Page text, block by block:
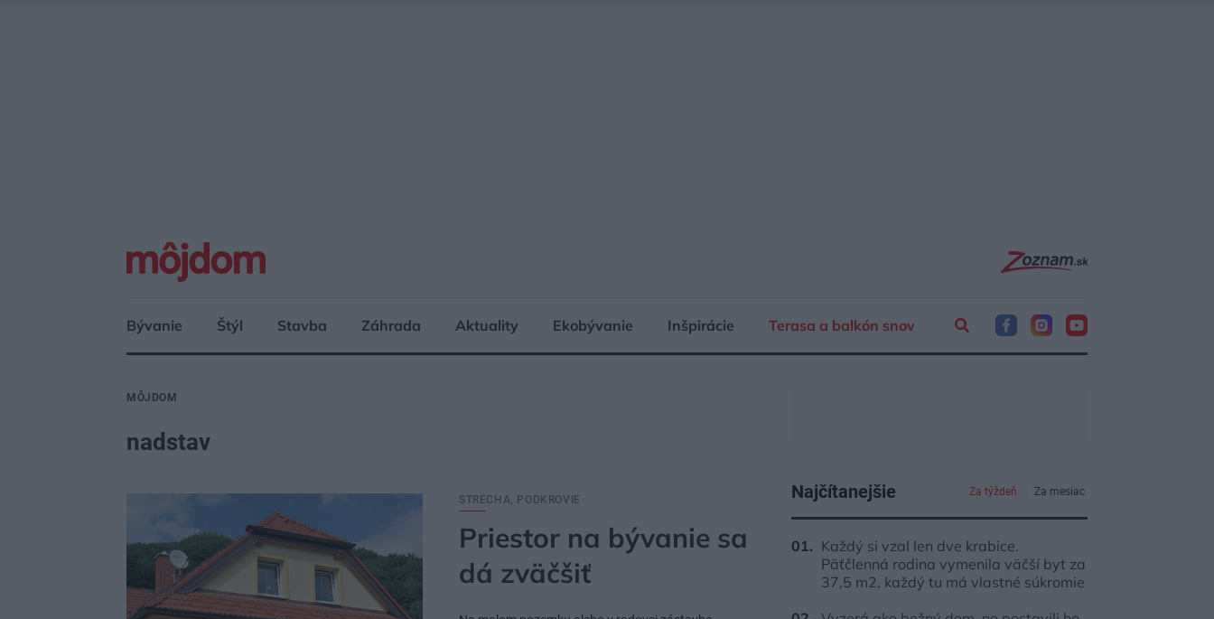
Bývanie Štýl Stavba Záhrada Aktuality Ekobývanie Inšpirácie Terasa a balkón snov
MÔJDOM
nadstav
STRECHA, PODKROVIE
Priestor na bývanie sa
dá zväčšiť
Najčítanejšie Za týždeň Za mesiac
Každý si vzal len dve krabice.
Päťčlenná rodina vymenila väčší byt za
37,5 m2, každý tu má vlastné súkromie